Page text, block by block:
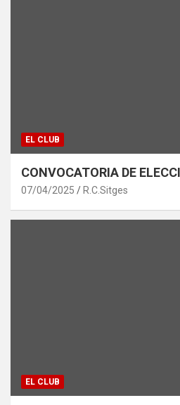
EL CLUB
CONVOCATORIA DE
07/04/2025 R.C.Sitges
EL CLUB